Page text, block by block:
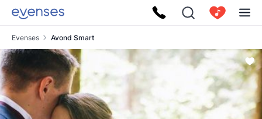
Evenses Avond Smart